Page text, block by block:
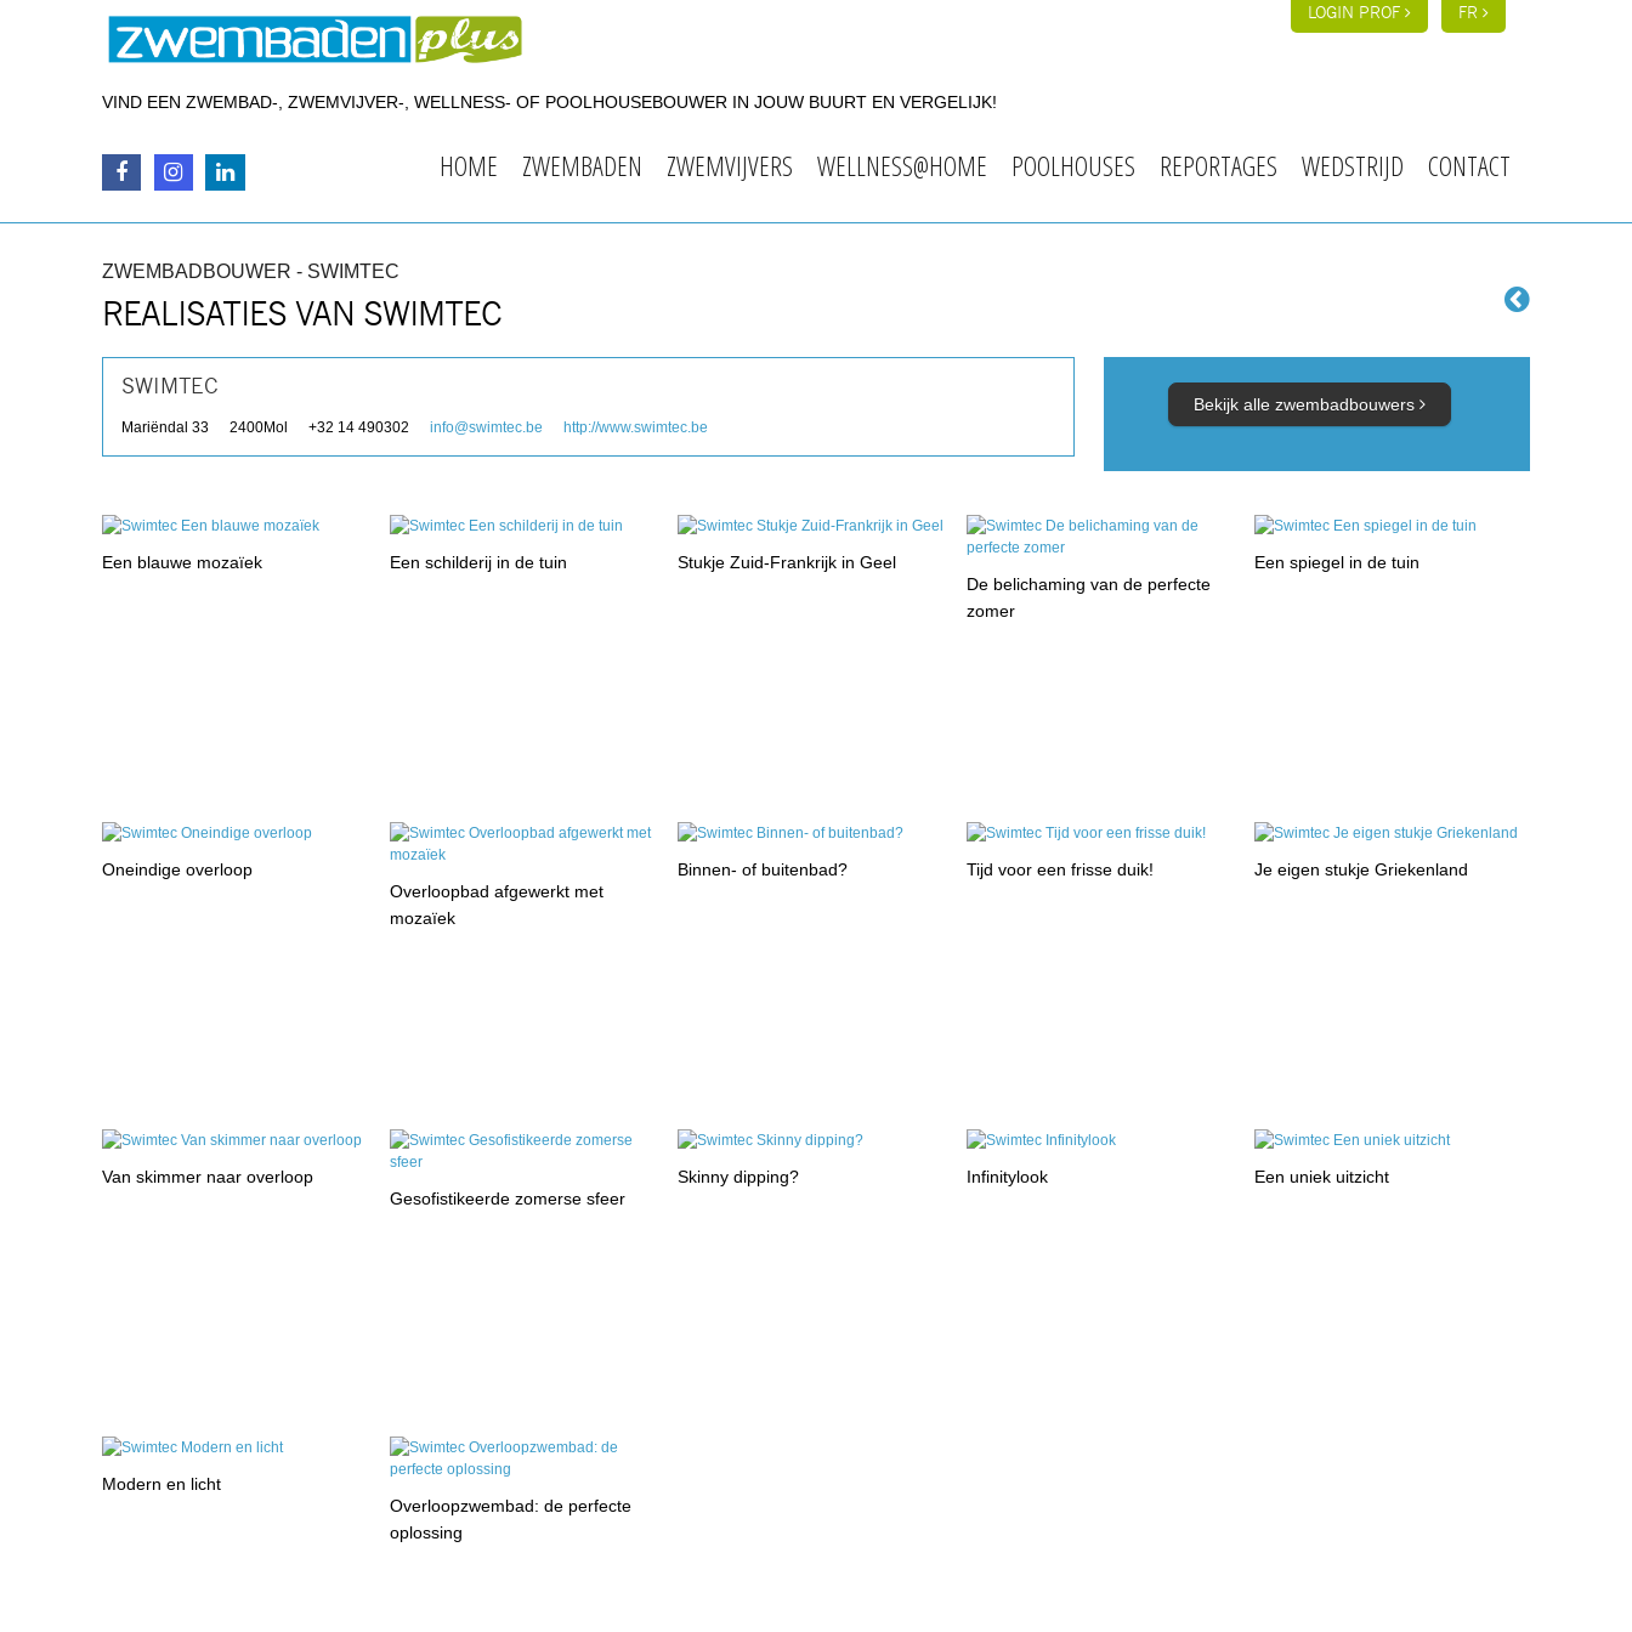
LOGIN PROF FR
VIND EEN ZWEMBAD-, ZWEMVIJVER-, WELLNESS- OF POOLHOUSEBOUWER IN JOUW BUURT EN VERGELIJK!
HOME ZWEMBADEN ZWEMVIJVERS WELLNESS@HOME POOLHOUSES REPORTAGES WEDSTRIJD CONTACT
ZWEMBADBOUWER - SWIMTEC
REALISATIES VAN SWIMTEC
SWIMTEC
Mariëndal 33 2400Mol +32 14 490302 info@swimtec.be http://www.swimtec.be
Bekijk alle zwembadbouwers
Een blauwe mozaïek Een schilderij in de tuin
Stukje Zuid-Frankrijk in Geel
De belichaming van de perfecte
zomer
Een spiegel in de tuin
Oneindige overloop
Overloopbad afgewerkt met
mozaïek
Binnen- of buitenbad? Tijd voor een frisse duik! Je eigen stukje Griekenland
Van skimmer naar overloop
Gesofistikeerde zomerse sfeer
Skinny dipping? Infinitylook Een uniek uitzicht
Modern en licht
Overloopzwembad: de perfecte
oplossing